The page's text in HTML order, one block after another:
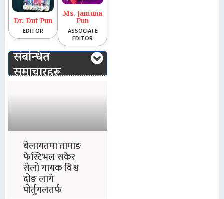
Dr. Dut Pun
EDITOR
Ms. Jamuna
Pun
ASSOCIATE
EDITOR
संबन्धित
समाचारहरू
बेलायतमा तामाङ
फेस्टिभल सकेर
सेलो गायक विश्व
दोङ लागे
पोर्तुगलतर्फ